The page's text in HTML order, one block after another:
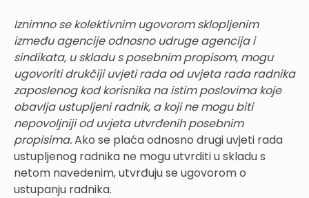
Iznimno se kolektivnim ugovorom sklopljenim
između agencije odnosno udruge agencija i
sindikata, u skladu s posebnim propisom, mogu
ugovoriti drukčiji uvjeti rada od uvjeta rada radnika
zaposlenog kod korisnika na istim poslovima koje
obavlja ustupljeni radnik, a koji ne mogu biti
nepovoljniji od uvjeta utvrđenih posebnim
propisima.Ako se plaća odnosno drugi uvjeti rada
ustupljenog radnika ne mogu utvrditi u skladu s
netom navedenim, utvrđuju se ugovorom o
ustupanju radnika.